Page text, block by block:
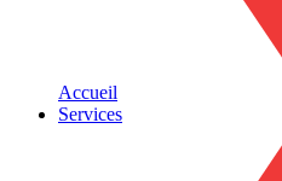
Accueil
Services